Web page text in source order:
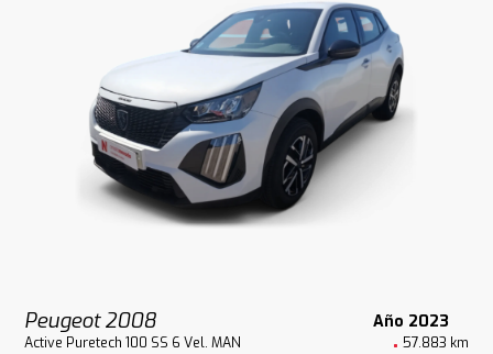
Peugeot 2008 Año 2023
Active Puretech 100 SS 6 Vel. MAN 57.883 km